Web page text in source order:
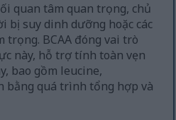
quan tâm quan trọng, chủ
bị suy dinh dưỡng hoặc các
trọng. BCAA đóng vai trò
này, hỗ trợ tính toàn vẹn
bao gồm leucine,
bằng quá trình tổng hợp và